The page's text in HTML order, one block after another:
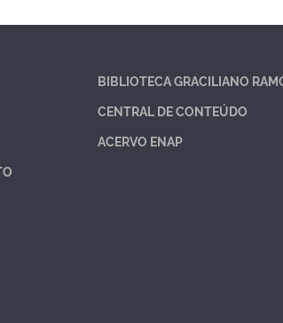
BIBLIOTECA GRACILIANO
CENTRAL DE CONTEÚDO
ACERVO ENAP